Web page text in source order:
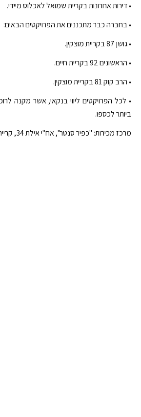
• דירות אחרונות בקריית שמואל לאכלוס מיידי.
• בחברה כבר מתכננים את הפרויקטים הבאים:
• גושן 87 בקריית מוצקין.
• הראשונים 92 בקריית חיים.
• הרב קוק 81 בקריית מוצקין.
• לכל הפרויקטים ליווי בנקאי, אשר מקנה
ביותר לכספו.
מרכז מכירות: "כפיר סנטר", אח"י אילת 34, קריית חיים טלפון: 8026*